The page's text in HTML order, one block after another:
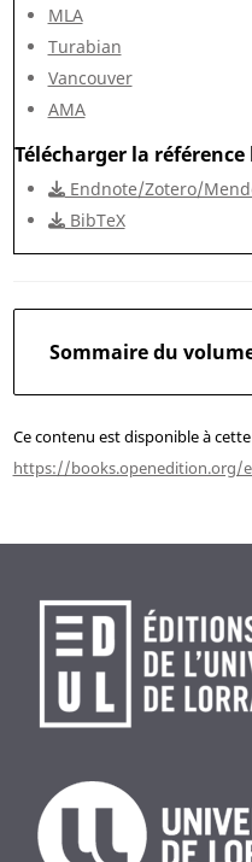
MLA
Turabian
Vancouver
AMA
Télécharger la
Endnote/Zotero/
BibTeX
Sommaire du
Ce contenu est disponible à
https://books.openedition.org/